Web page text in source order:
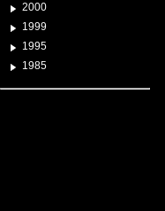
2000
1999
1995
1985